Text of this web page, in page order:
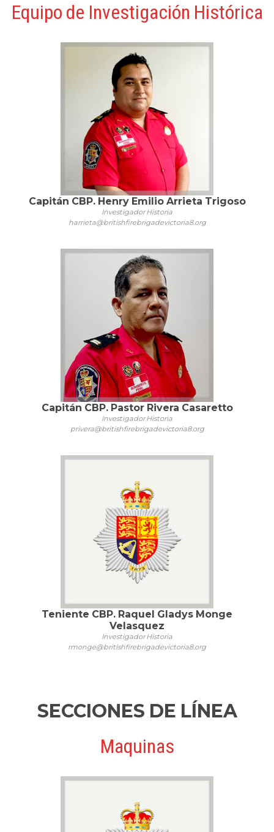
Equipo de Investigación Histórica
Capitán CBP. Henry Emilio Arrieta Trigoso
Investigador Historia
harrieta@britishfirebrigadevictoria8.org
Capitán CBP. Pastor Rivera Casaretto
Investigador Historia
privera@britishfirebrigadevictoria8.org
Teniente CBP. Raquel Gladys Monge
Velasquez
Investigador Historia
rmonge@britishfirebrigadevictoria8.org
SECCIONES DE LÍNEA
Maquinas